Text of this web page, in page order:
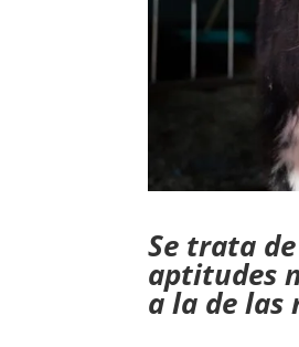
Se trata
aptitudes
a la de las